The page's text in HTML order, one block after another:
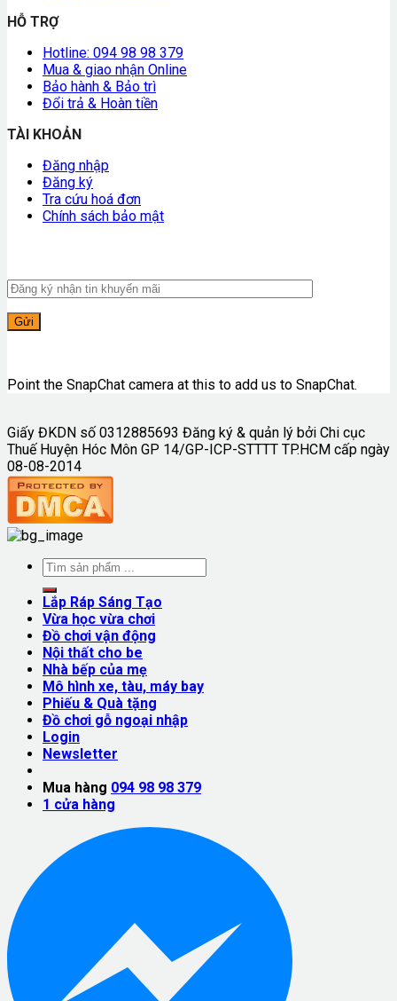
HỖ TRỢ
Hotline: 094 98 98 379
Mua & giao nhận Online
Bảo hành & Bảo trì
Đổi trả & Hoàn tiền
TÀI KHOẢN
Đăng nhập
Đăng ký
Tra cứu hoá đơn
Chính sách bảo mật
Point the SnapChat camera at this to add us to SnapChat.
Giấy ĐKDN số 0312885693 Đăng ký & quản lý bởi Chi cục
Thuế Huyện Hóc Môn GP 14/GP-ICP-STTTT TP.HCM cấp ngày
08-08-2014
Lắp Ráp Sáng Tạo
Vừa học vừa chơi
Đồ chơi vận động
Nội thất cho be
Nhà bếp của mẹ
Mô hình xe, tàu, máy bay
Phiếu & Quà tặng
Đồ chơi gỗ ngoại nhập
Login
Newsletter
Mua hàng 094 98 98 379
1 cửa hàng